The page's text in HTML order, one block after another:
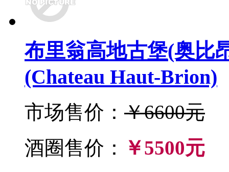
布里翁高地古堡(奥比
(Chateau Haut-Brion)
市场售价： ￥6600元
酒圈售价：
￥5500元